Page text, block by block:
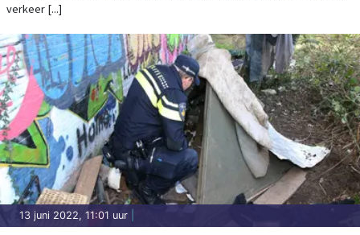
verkeer [...]
13 juni 2022, 11:01 uur